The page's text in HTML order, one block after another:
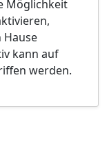
Möglichkeit
kann auf
werden.